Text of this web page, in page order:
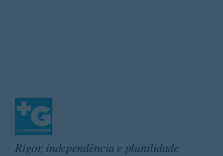
Rigor, independência e pluralidade